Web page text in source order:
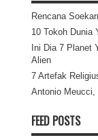
Rencana
10 Tokoh Dunia
Ini Dia 7 Planet
Alien
7 Artefak
Antonio Meucci,
FEED POSTS